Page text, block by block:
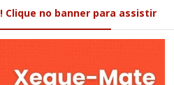
Clique no banner para assistir